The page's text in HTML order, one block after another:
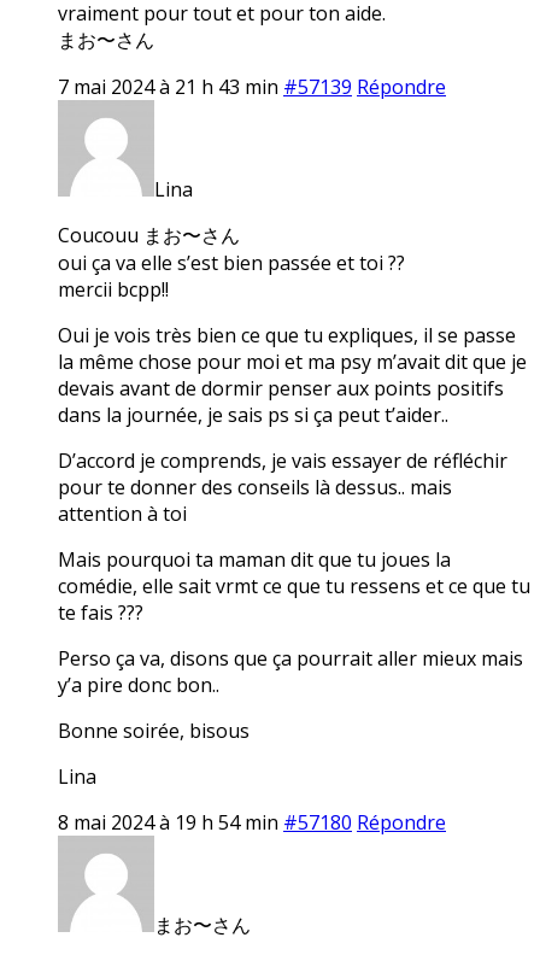
vraiment pour tout et pour ton aide.
まお〜さん
7 mai 2024 à 21 h 43 min #57139 Répondre
Lina
Coucouu まお〜さん
oui ça va elle s’est bien passée et toi ??
mercii bcpp!!
Oui je vois très bien ce que tu expliques, il se passe
la même chose pour moi et ma psy m’avait dit que je
devais avant de dormir penser aux points positifs
dans la journée, je sais ps si ça peut t’aider..
D’accord je comprends, je vais essayer de réfléchir
pour te donner des conseils là dessus.. mais
attention à toi
Mais pourquoi ta maman dit que tu joues la
comédie, elle sait vrmt ce que tu ressens et ce que tu
te fais ???
Perso ça va, disons que ça pourrait aller mieux mais
y’a pire donc bon..
Bonne soirée, bisous
Lina
8 mai 2024 à 19 h 54 min #57180 Répondre
まお〜さん